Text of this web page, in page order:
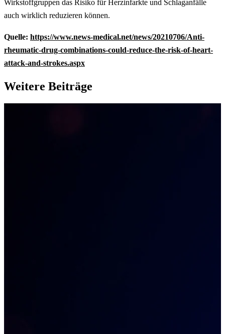
Wirkstoffgruppen das Risiko für Herzinfarkte und Schlaganfälle
auch wirklich reduzieren können.
Quelle: https://www.news-medical.net/news/20210706/Anti-
rheumatic-drug-combinations-could-reduce-the-risk-of-heart-
attack-and-strokes.aspx
Weitere Beiträge